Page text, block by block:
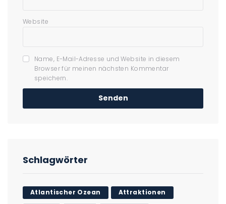
Website
Name, E-Mail-Adresse und Website in diesem
Browser für meinen nächsten Kommentar
speichern.
Schlagwörter
Atlantischer Ozean Attraktionen